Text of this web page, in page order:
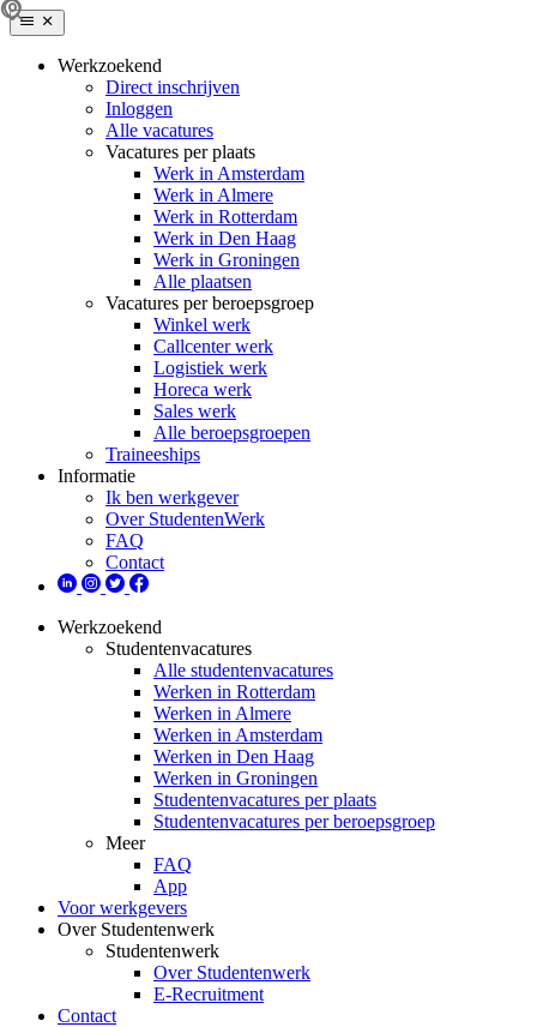
Werkzoekend
Direct inschrijven
Inloggen
Alle vacatures
Vacatures per plaats
Werk in Amsterdam
Werk in Almere
Werk in Rotterdam
Werk in Den Haag
Werk in Groningen
Alle plaatsen
Vacatures per beroepsgroep
Winkel werk
Callcenter werk
Logistiek werk
Horeca werk
Sales werk
Alle beroepsgroepen
Traineeships
Informatie
Ik ben werkgever
Over StudentenWerk
FAQ
Contact
Werkzoekend
Studentenvacatures
Alle studentenvacatures
Werken in Rotterdam
Werken in Almere
Werken in Amsterdam
Werken in Den Haag
Werken in Groningen
Studentenvacatures per plaats
Studentenvacatures per beroepsgroep
Meer
FAQ
App
Voor werkgevers
Over Studentenwerk
Studentenwerk
Over Studentenwerk
E-Recruitment
Contact